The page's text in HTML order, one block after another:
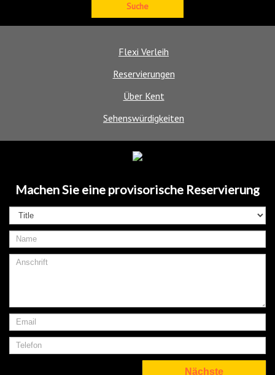
Flexi Verleih
Reservierungen
Über Kent
Sehenswürdigkeiten
Machen Sie eine provisorische Reservierung